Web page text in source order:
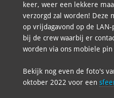
keer, weer een lekkere
verzorgd zal worden! Deze
op vrijdagavond op de
bij de crew waarbij er
worden via ons mobiele pin
Bekijk nog even de foto's
oktober 2022 voor een